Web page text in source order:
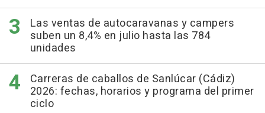
Las ventas de autocaravanas y campers
suben un 8,4% en julio hasta las 784
unidades
Carreras de caballos de Sanlúcar (Cádiz)
2026: fechas, horarios y programa del primer
ciclo